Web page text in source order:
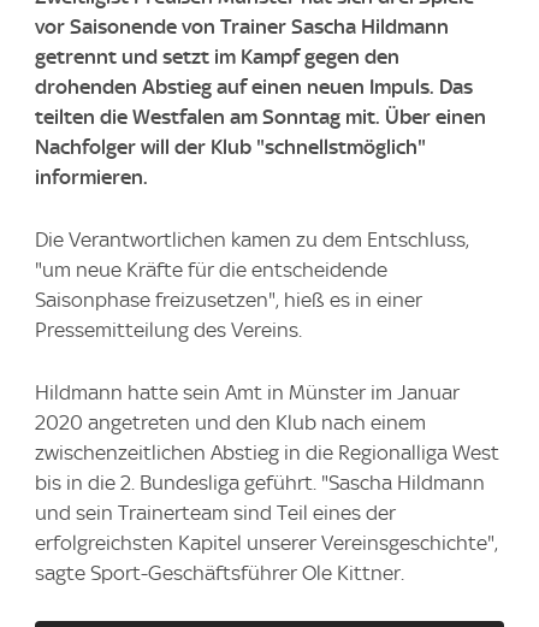
vor Saisonende von Trainer Sascha Hildmann
getrennt und setzt im Kampf gegen den
drohenden Abstieg auf einen neuen Impuls. Das
teilten die Westfalen am Sonntag mit. Über einen
Nachfolger will der Klub "schnellstmöglich"
informieren.
Die Verantwortlichen kamen zu dem Entschluss,
"um neue Kräfte für die entscheidende
Saisonphase freizusetzen", hieß es in einer
Pressemitteilung des Vereins.
Hildmann hatte sein Amt in Münster im Januar
2020 angetreten und den Klub nach einem
zwischenzeitlichen Abstieg in die Regionalliga West
bis in die 2. Bundesliga geführt. "Sascha Hildmann
und sein Trainerteam sind Teil eines der
erfolgreichsten Kapitel unserer Vereinsgeschichte",
sagte Sport-Geschäftsführer Ole Kittner.